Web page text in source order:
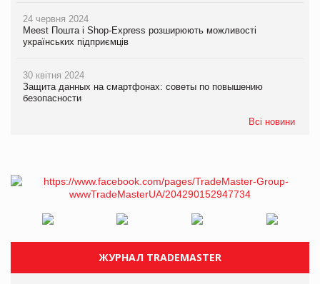
24 червня 2024
Meest Пошта і Shop-Express розширюють можливості
українських підприємців
30 квітня 2024
Защита данных на смартфонах: советы по повышению
безопасности
Всі новини
ЖУРНАЛ TRADEMASTER